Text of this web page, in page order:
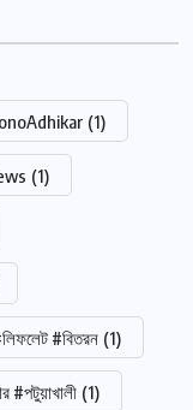
(1)
(1)
#বিতরন (1)
#পটুয়াখালী (1)